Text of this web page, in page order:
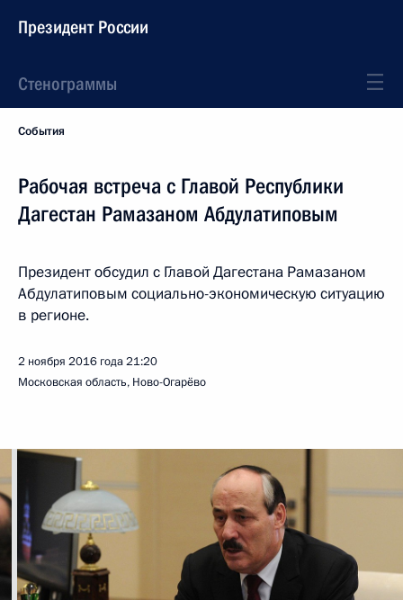
Президент России
Стенограммы
События
Рабочая встреча с Главой Республики
Дагестан Рамазаном Абдулатиповым
Президент обсудил с Главой Дагестана Рамазаном
Абдулатиповым социально-экономическую ситуацию
в регионе.
2 ноября 2016 года21:20
Московская область, Ново-Огарёво